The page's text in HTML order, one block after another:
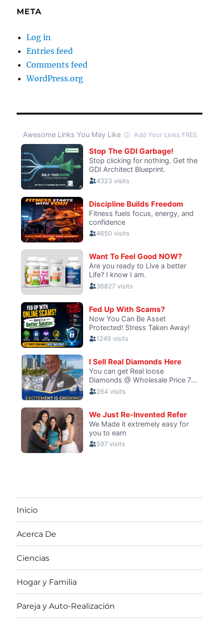
META
Log in
Entries feed
Comments feed
WordPress.org
Inicio
Acerca De
Ciencias
Hogar y Familia
Pareja y Auto-Realización